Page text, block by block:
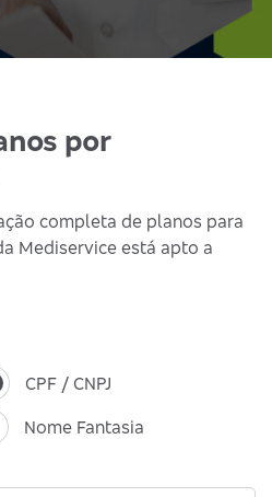
por
completa de planos para
Mediservice está apto a
CPF / CNPJ
Nome Fantasia